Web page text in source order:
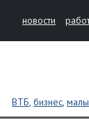
новости
ВТБ, бизнес,